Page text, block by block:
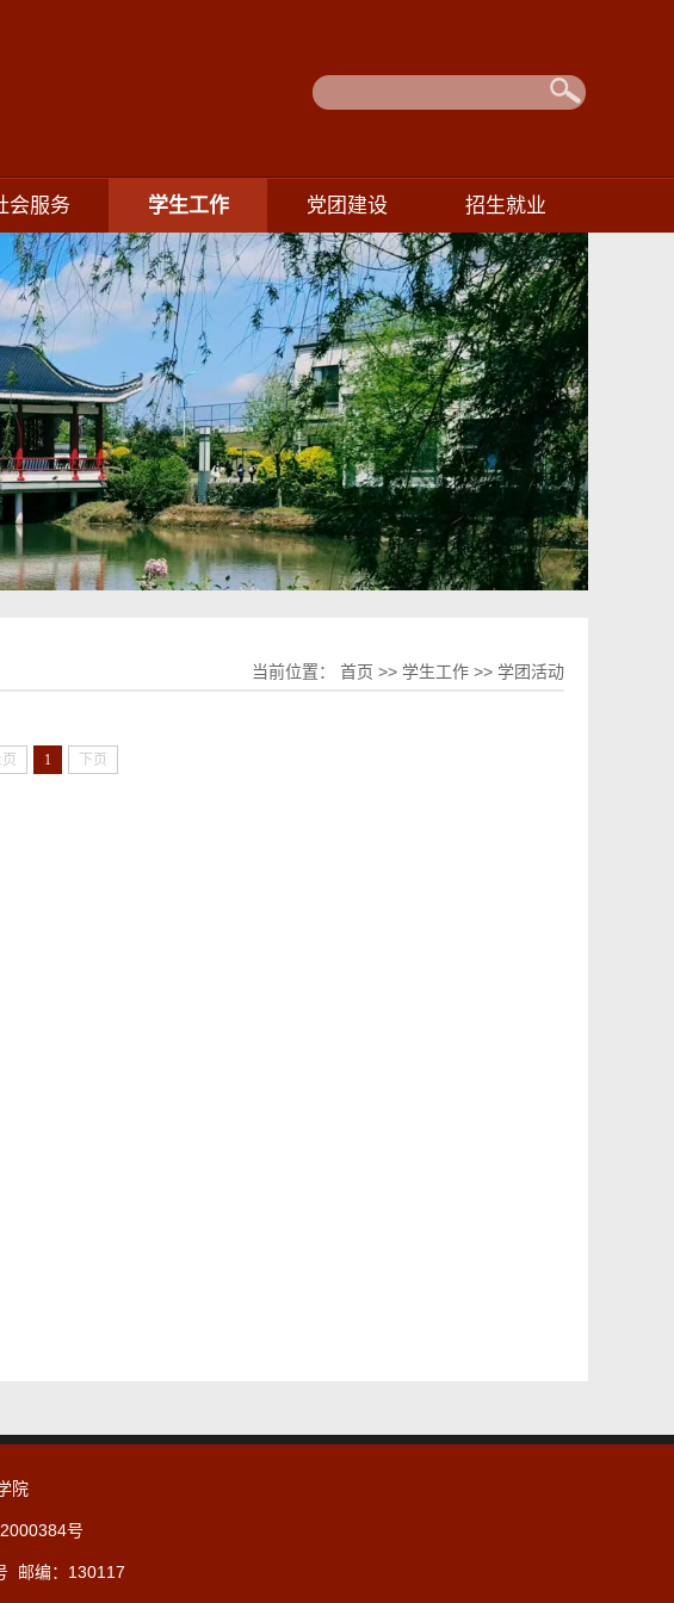
会服务 学生工作 党团建设 招生就业
当前位置： 首页 >> 学生工作 >> 学团活动
1 下页
院
号
邮编：130117